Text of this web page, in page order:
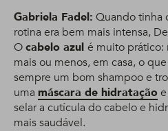
Gabriela Fadel: Quando tinha
rotina era bem mais intensa,
Ocabelo azul é muito prático:
mais ou menos, em casa, o
sempre um bom shampoo e
uma máscara de hidratação
selar a cutícula do cabelo e
mais saudável.